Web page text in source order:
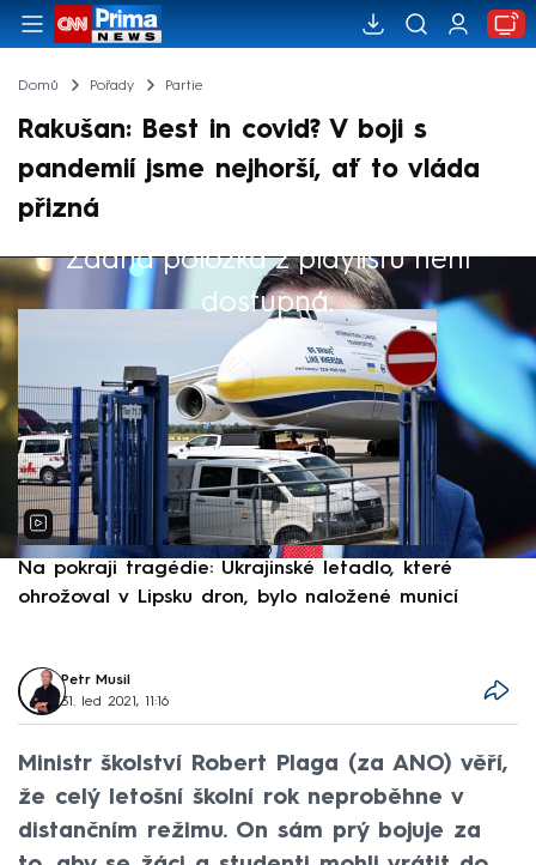
Domů Pořady Partie
Rakušan: Best in covid? V boji s
pandemií jsme nejhorší, ať to vláda
přizná
Žádná položka z playlistu není
dostupná.
Výběr redakce
Na pokraji tragédie: Ukrajinské letadlo, které
ohrožoval v Lipsku dron, bylo naložené municí
Petr Musil
31. led 2021, 11:16
Ministr školství Robert Plaga (za ANO) věří,
že celý letošní školní rok neproběhne v
distančním režimu. On sám prý bojuje za